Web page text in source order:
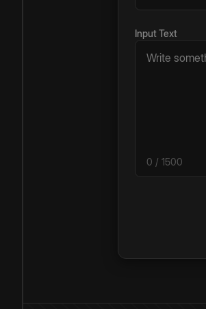
Input Text
0 / 1500